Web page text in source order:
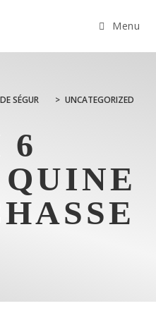
Menu
SÉGUR > UNCATEGORIZED
6